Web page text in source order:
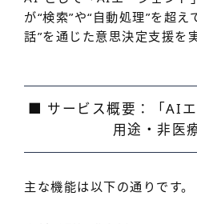
が“検索”や“自動処理”を超え
話”を通じた意思決定支援を
■ サービス概要：「AI
用途・非医
主な機能は以下の通りです。